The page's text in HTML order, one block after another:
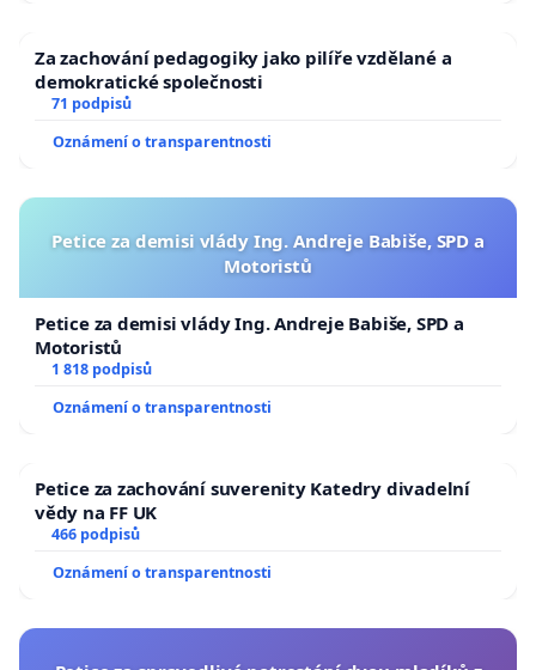
Za zachování pedagogiky jako pilíře vzdělané a
demokratické společnosti
71 podpisů
Oznámení o transparentnosti
Petice za demisi vlády Ing. Andreje Babiše, SPD a
Motoristů
Petice za demisi vlády Ing. Andreje Babiše, SPD a
Motoristů
1 818 podpisů
Oznámení o transparentnosti
Petice za zachování suverenity Katedry divadelní
vědy na FF UK
466 podpisů
Oznámení o transparentnosti